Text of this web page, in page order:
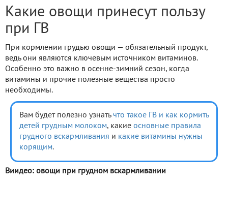
Какие овощи принесут пользу
при ГВ
При кормлении грудью овощи — обязательный продукт,
ведь они являются ключевым источником витаминов.
Особенно это важно в осенне-зимний сезон, когда
витамины и прочие полезные вещества просто
необходимы.
Вам будет полезно узнать что такое ГВ и как кормить
детей грудным молоком, какие основные правила
грудного вскармливания и какие витамины нужны
корящим.
Виидео: овощи при грудном вскармливании